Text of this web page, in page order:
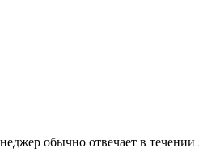
обычно отвечает в течении